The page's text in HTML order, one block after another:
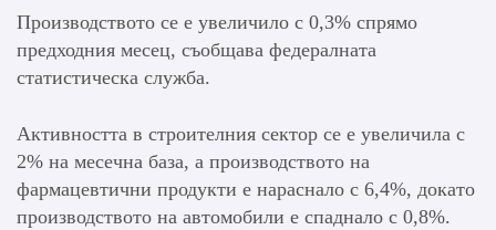
Производството се е увеличило с 0,3% спрямо
предходния месец, съобщава федералната
статистическа служба.
Активността в строителния сектор се е увеличила с
2% на месечна база, а производството на
фармацевтични продукти е нараснало с 6,4%, докато
производството на автомобили е спаднало с 0,8%.